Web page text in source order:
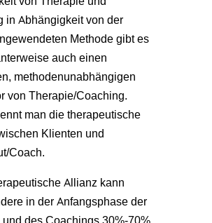
in Abhängigkeit von der
Methode gibt es
auch einen
methodenunabhängigen
von Therapie/Coaching.
man die therapeutische
Klienten und
Coach.
Allianz kann
in der Anfangsphase der
des Coachings 30%-70%